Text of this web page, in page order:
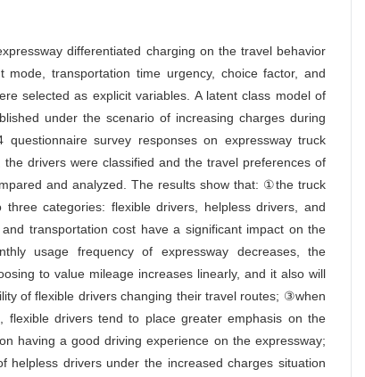
differentiated charging on the travel behavior
mode, transportation time urgency, choice factor, and
selected as explicit variables. A latent class model of
under the scenario of increasing charges during
questionnaire survey responses on expressway truck
drivers were classified and the travel preferences of
and analyzed. The results show that: ①the truck
categories: flexible drivers, helpless drivers, and
transportation cost have a significant impact on the
usage frequency of expressway decreases, the
to value mileage increases linearly, and it also will
of flexible drivers changing their travel routes; ③when
flexible drivers tend to place greater emphasis on the
having a good driving experience on the expressway;
helpless drivers under the increased charges situation